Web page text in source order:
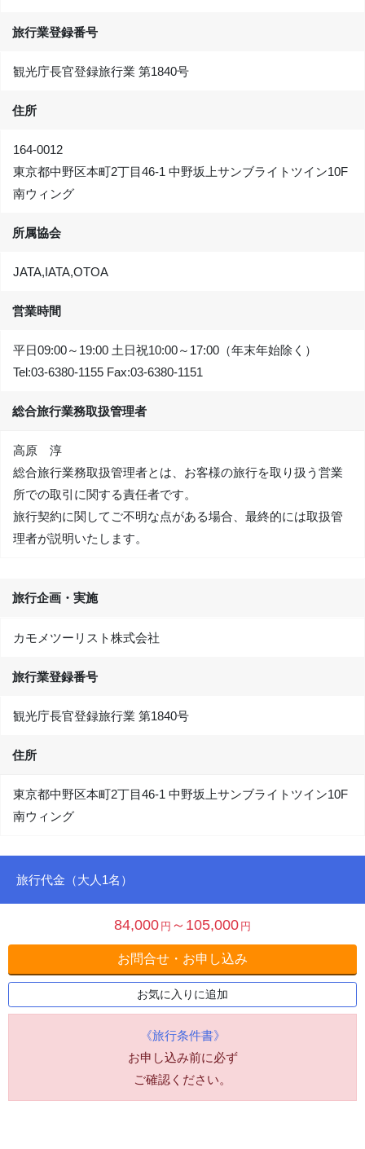
旅行業登録番号
観光庁長官登録旅行業 第1840号
住所
164-0012
東京都中野区本町2丁目46-1 中野坂上サンブライトツイン10F
南ウィング
所属協会
JATA,IATA,OTOA
営業時間
平日09:00～19:00 土日祝10:00～17:00（年末年始除く）
Tel:03-6380-1155 Fax:03-6380-1151
総合旅行業務取扱管理者
高原 淳
総合旅行業務取扱管理者とは、お客様の旅行を取り扱う営業
所での取引に関する責任者です。
旅行契約に関してご不明な点がある場合、最終的には取扱管
理者が説明いたします。
旅行企画・実施
カモメツーリスト株式会社
旅行業登録番号
観光庁長官登録旅行業 第1840号
住所
東京都中野区本町2丁目46-1 中野坂上サンブライトツイン10F
南ウィング
旅行代金（大人1名）
84,000 円 ～105,000 円
お問合せ・お申し込み
お気に入りに追加
《旅行条件書》
お申し込み前に必ず
ご確認ください。